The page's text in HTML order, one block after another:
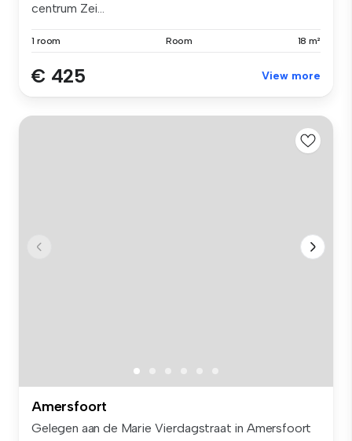
centrum Zei...
1 room Room 18 m²
€ 425 View more
Amersfoort
Gelegen aan de Marie Vierdagstraat in Amersfoort